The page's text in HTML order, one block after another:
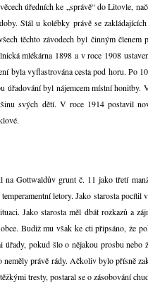
úředních ke „správě“ do Litovle,
Stál u kolébky právě se
těchto závodech byl činným členem
mlékárna 1898 a v roce 1908
byla vyflastrována cesta pod horu. Po
úřadování byl nájemcem místní honitby.
svých dětí. V roce 1914 postavil
na Gottwaldův grunt č. 11 jako třetí
letory. Jako starosta pocítil
Jako starosta měl dbát rozkazů a
Budiž mu však ke cti připsáno, že
pokud šlo o nějakou prosbu nebo
právě rády. Ačkoliv bylo přísně
tresty, postaral se o zásobování